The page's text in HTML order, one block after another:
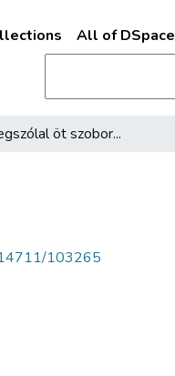
All of DSpace
öt szobor...
103265